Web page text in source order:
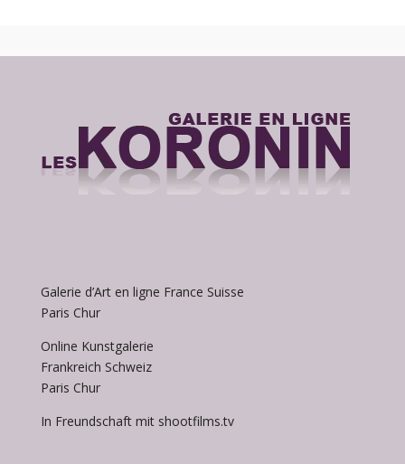
Galerie d’Art en ligne France Suisse
Paris Chur
Online Kunstgalerie
Frankreich Schweiz
Paris Chur
In Freundschaft mit shootfilms.tv